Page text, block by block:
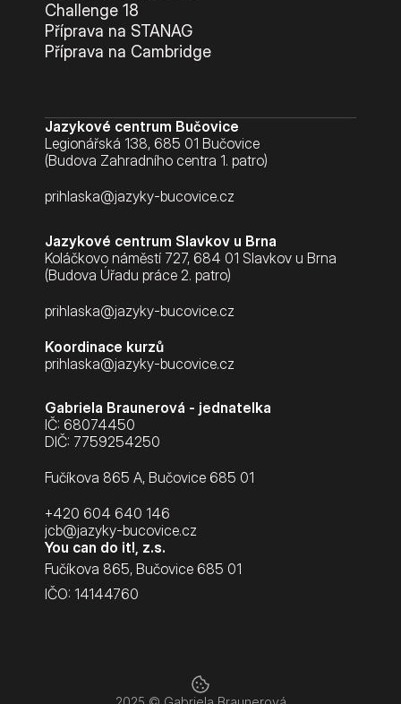
Challenge 18
Příprava na STANAG
Příprava na Cambridge
Jazykové centrum Bučovice
Legionářská 138, 685 01 Bučovice
(Budova Zahradního centra 1. patro)
prihlaska@jazyky-bucovice.cz
Jazykové centrum Slavkov u Brna
Koláčkovo náměstí 727, 684 01 Slavkov u Brna
(Budova Úřadu práce 2. patro)
prihlaska@jazyky-bucovice.cz
Koordinace kurzů
prihlaska@jazyky-bucovice.cz
Gabriela Braunerová - jednatelka
IČ: 68074450
DIČ: 7759254250
Fučíkova 865 A, Bučovice 685 01
+420 604 640 146
jcb@jazyky-bucovice.cz
You can do it!, z.s.
Fučíkova 865, Bučovice 685 01
IČO: 14144760